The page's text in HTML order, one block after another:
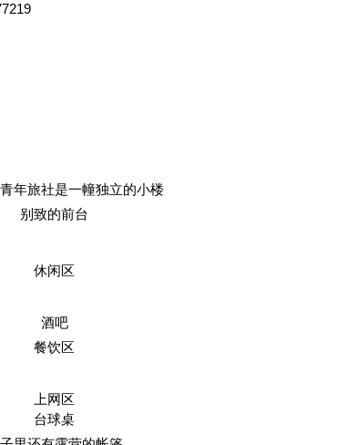
年旅社是一幢独立的小楼
别致的前台
休闲区
酒吧
餐饮区
上网区
台球桌